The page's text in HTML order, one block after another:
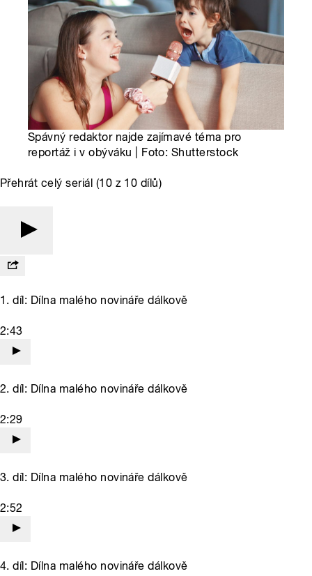
Spávný redaktor najde zajímavé téma pro
reportáž i v obýváku | Foto: Shutterstock
Přehrát celý seriál (10 z 10 dílů)
1. díl: Dílna malého novináře dálkově
2:43
2. díl: Dílna malého novináře dálkově
2:29
3. díl: Dílna malého novináře dálkově
2:52
4. díl: Dílna malého novináře dálkově